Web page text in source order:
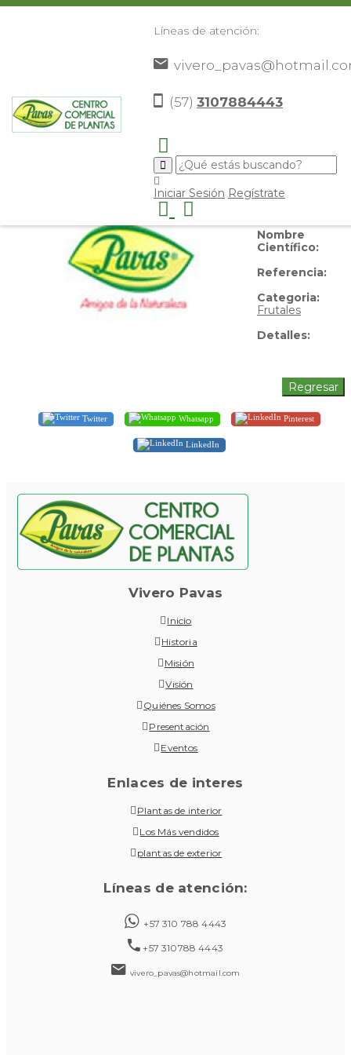
Líneas de atención:
(57) 3107884443
Iniciar Sesión Regístrate
Guayabo Araza
Común:
Nombre
Científico:
Referencia:
Categoria:
Frutales
Detalles:
Twitter Whatsapp Pinterest
LinkedIn
Vivero Pavas
Inicio
Historia
Misión
Visión
Quiénes Somos
Presentación
Eventos
Enlaces de interes
Plantas de interior
Los Más vendidos
plantas de exterior
Líneas de atención:
+57 310 788 4443
+57 310788 4443
vivero_pavas@hotmail.com